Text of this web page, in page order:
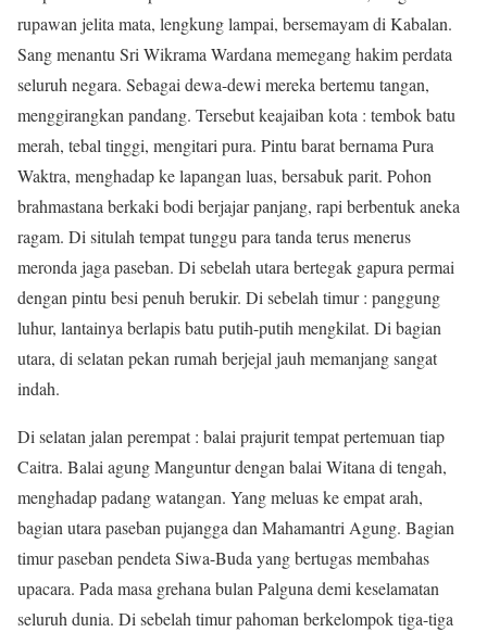
rupawan jelita mata, lengkung lampai, bersemayam di Kabalan.
Sang menantu Sri Wikrama Wardana memegang hakim perdata
seluruh negara. Sebagai dewa-dewi mereka bertemu tangan,
menggirangkan pandang. Tersebut keajaiban kota : tembok batu
merah, tebal tinggi, mengitari pura. Pintu barat bernama Pura
Waktra, menghadap ke lapangan luas, bersabuk parit. Pohon
brahmastana berkaki bodi berjajar panjang, rapi berbentuk aneka
ragam. Di situlah tempat tunggu para tanda terus menerus
meronda jaga paseban. Di sebelah utara bertegak gapura permai
dengan pintu besi penuh berukir. Di sebelah timur : panggung
luhur, lantainya berlapis batu putih-putih mengkilat. Di bagian
utara, di selatan pekan rumah berjejal jauh memanjang sangat
indah.
Di selatan jalan perempat : balai prajurit tempat pertemuan tiap
Caitra. Balai agung Manguntur dengan balai Witana di tengah,
menghadap padang watangan. Yang meluas ke empat arah,
bagian utara paseban pujangga dan Mahamantri Agung. Bagian
timur paseban pendeta Siwa-Buda yang bertugas membahas
upacara. Pada masa grehana bulan Palguna demi keselamatan
seluruh dunia. Di sebelah timur pahoman berkelompok tiga-tiga